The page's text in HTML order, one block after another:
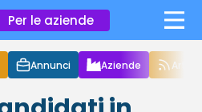
Per le aziende ×
Annunci Aziende